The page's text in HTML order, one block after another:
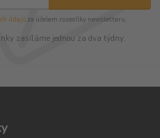
údajůza účelem rozesílky newsletteru.
zasíláme jednou za dva týdny.